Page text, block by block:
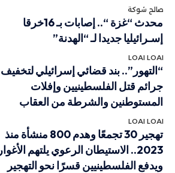
صالح شوكة
محدث “غزة “.. إصابات بـ 16خرقا
إسـرائيليا جديدا لـ “الهدنة”
LOAI LOAI
“التهور”.. بند قضائي إسرائيلي لتخفيف
جرائم قتل الفلسطينيين وإفلات
المستوطنين والشرطة من العقاب
LOAI LOAI
تهجير 30 تجمعًا وهدم 800 منشأة منذ
2023.. الاستيطان الرعوي يلتهم الأغوار
ويدفع الفلسطينيين قسرًا نحو التهجير